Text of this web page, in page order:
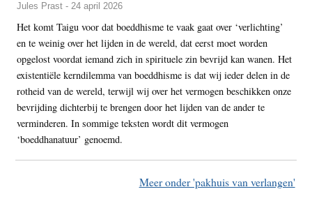
Jules Prast - 24 april 2026
Het komt Taigu voor dat boeddhisme te vaak gaat over ‘verlichting’
en te weinig over het lijden in de wereld, dat eerst moet worden
opgelost voordat iemand zich in spirituele zin bevrijd kan wanen. Het
existentiële kerndilemma van boeddhisme is dat wij ieder delen in de
rotheid van de wereld, terwijl wij over het vermogen beschikken onze
bevrijding dichterbij te brengen door het lijden van de ander te
verminderen. In sommige teksten wordt dit vermogen
‘boeddhanatuur’ genoemd.
Meer onder 'pakhuis van verlangen'